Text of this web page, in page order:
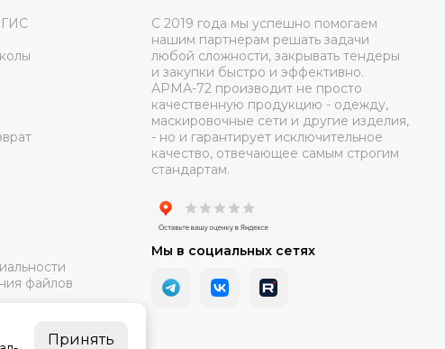
и через сайт. Если вам более удобен обратный звонок –
активные панели для общения через социальные сети:
файлов
С 2019 года мы успешно помогаем
нашим партнерам решать задачи
любой сложности, закрывать тендеры
и закупки быстро и эффективно.
АРМА-72 производит не просто
качественную продукцию - одежду,
маскировочные сети и другие изделия,
- но и гарантирует исключительное
качество, отвечающее самым строгим
стандартам.
Мы в социальных сетях
Принять